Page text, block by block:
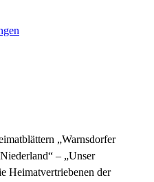
„Warnsdorfer
– „Unser
Heimatvertriebenen der